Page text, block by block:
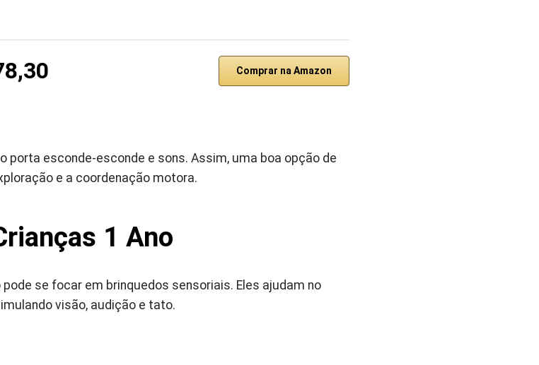
Comprar na Amazon
porta esconde-esconde e sons. Assim, uma boa opção de
e a coordenação motora.
s 1 Ano
se focar em brinquedos sensoriais. Eles ajudam no
visão, audição e tato.